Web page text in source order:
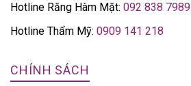
Hotline Răng Hàm Mặt: 092 838 7989
Hotline Thẩm Mỹ: 0909 141 218
CHÍNH SÁCH